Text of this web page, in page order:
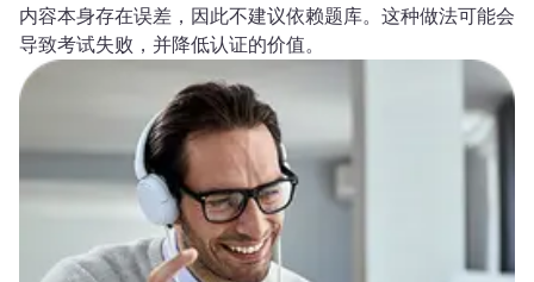
内容本身存在误差，因此不建议依赖题库。这种做法可能会
导致考试失败，并降低认证的价值。